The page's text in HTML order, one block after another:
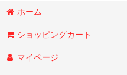
ホーム
ショッピングカート
マイページ